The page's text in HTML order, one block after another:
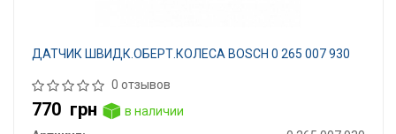
ДАТЧИК ШВИДК.ОБЕРТ.КОЛЕСА BOSCH 0 265 007 930
0 отзывов
770 грн
в наличии